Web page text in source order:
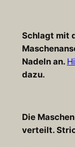
Schlagt mit
Nadeln an.
dazu.
Die
verteilt.